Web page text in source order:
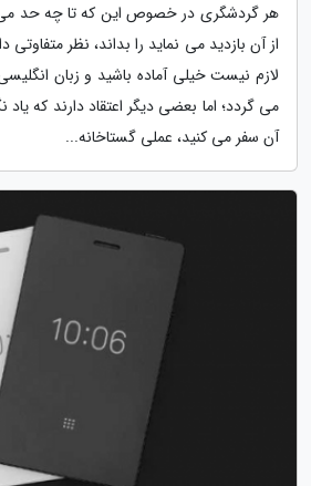
هر گردشگری در خصوص این که تا چه حد
از آن بازدید می نماید را بداند، نظر
لازم نیست خیلی آماده باشید و زبان
می گردد؛ اما بعضی دیگر اعتقاد دارند که
آن سفر می کنید، عملی گستاخانه...